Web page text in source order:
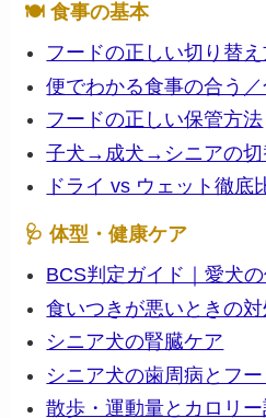
🍽 食事の基本
フードの正しい切り替
便でわかる食事の合う
フードの正しい保管方法
子犬→成犬→シニアの切
ドライ vs ウェット徹底
🩺 体型・健康ケア
BCS判定ガイド｜愛犬
食いつきが悪いときの
シニア犬の腎臓ケア
シニア犬の歯周病とフ
散歩・運動量とカロリ